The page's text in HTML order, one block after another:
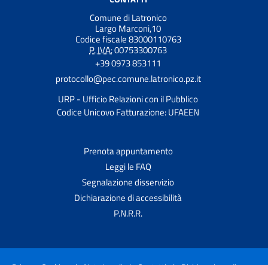
Comune di Latronico
Largo Marconi,10
Codice fiscale 83000110763
P. IVA:00753300763
+39 0973 853111
protocollo@pec.comune.latronico.pz.it
URP - Ufficio Relazioni con il Pubblico
Codice Unicovo Fatturazione: UFAEEN
Prenota appuntamento
Leggi le FAQ
Segnalazione disservizio
Dichiarazione di accessibilità
P.N.R.R.